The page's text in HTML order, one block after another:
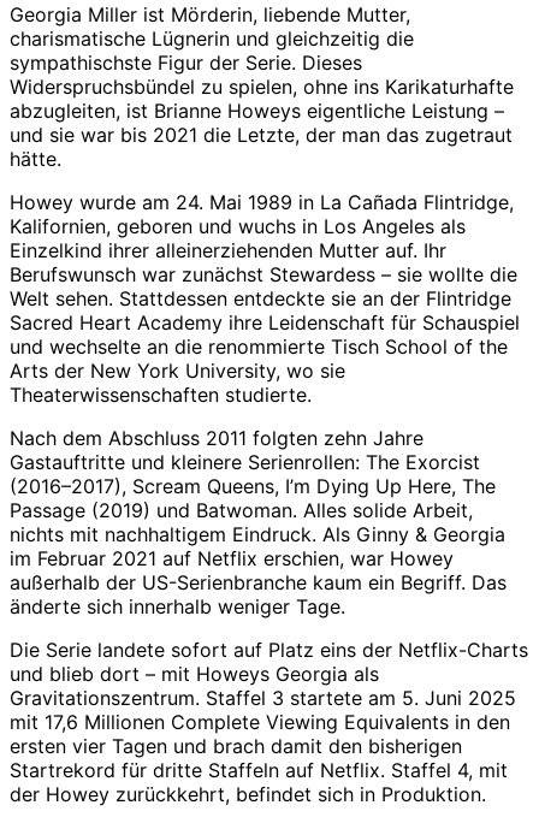
Georgia Miller ist Mörderin, liebende Mutter,
charismatische Lügnerin und gleichzeitig die
sympathischste Figur der Serie. Dieses
Widerspruchsbündel zu spielen, ohne ins Karikaturhafte
abzugleiten, ist Brianne Howeys eigentliche Leistung –
und sie war bis 2021 die Letzte, der man das zugetraut
hätte.
Howey wurde am 24. Mai 1989 in La Cañada Flintridge,
Kalifornien, geboren und wuchs in Los Angeles als
Einzelkind ihrer alleinerziehenden Mutter auf. Ihr
Berufswunsch war zunächst Stewardess – sie wollte die
Welt sehen. Stattdessen entdeckte sie an der Flintridge
Sacred Heart Academy ihre Leidenschaft für Schauspiel
und wechselte an die renommierte Tisch School of the
Arts der New York University, wo sie
Theaterwissenschaften studierte.
Nach dem Abschluss 2011 folgten zehn Jahre
Gastauftritte und kleinere Serienrollen: The Exorcist
(2016–2017), Scream Queens, I’m Dying Up Here, The
Passage (2019) und Batwoman. Alles solide Arbeit,
nichts mit nachhaltigem Eindruck. Als Ginny & Georgia
im Februar 2021 auf Netflix erschien, war Howey
außerhalb der US-Serienbranche kaum ein Begriff. Das
änderte sich innerhalb weniger Tage.
Die Serie landete sofort auf Platz eins der Netflix-Charts
und blieb dort – mit Howeys Georgia als
Gravitationszentrum. Staffel 3 startete am 5. Juni 2025
mit 17,6 Millionen Complete Viewing Equivalents in den
ersten vier Tagen und brach damit den bisherigen
Startrekord für dritte Staffeln auf Netflix. Staffel 4, mit
der Howey zurückkehrt, befindet sich in Produktion.